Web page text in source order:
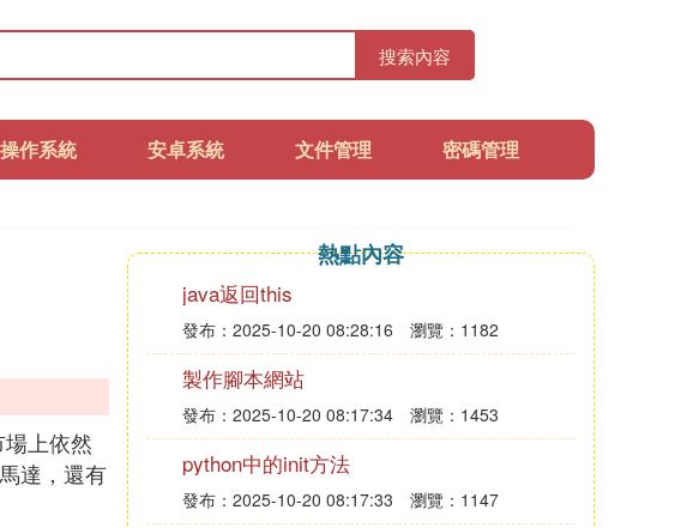
搜索內容
操作系統 安卓系統 文件管理 密碼管理
上依然
達，還有
熱點內容
java返回this
發布：2025-10-20 08:28:16 瀏覽：1182
製作腳本網站
發布：2025-10-20 08:17:34 瀏覽：1453
python中的init方法
發布：2025-10-20 08:17:33 瀏覽：1147